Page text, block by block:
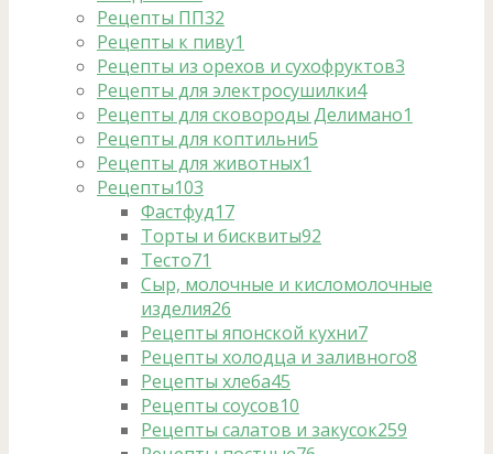
Рецепты ПП32
Рецепты к пиву1
Рецепты из орехов и сухофруктов3
Рецепты для электросушилки4
Рецепты для сковороды Делимано1
Рецепты для коптильни5
Рецепты для животных1
Рецепты103
Фастфуд17
Торты и бисквиты92
Тесто71
Сыр, молочные и кисломолочные
изделия26
Рецепты японской кухни7
Рецепты холодца и заливного8
Рецепты хлеба45
Рецепты соусов10
Рецепты салатов и закусок259